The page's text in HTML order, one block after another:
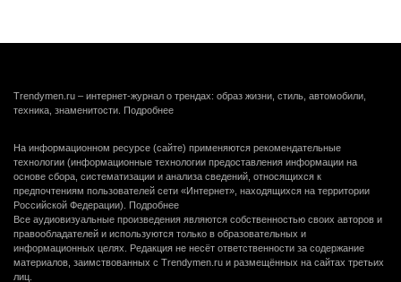
Trendymen.ru – интернет-журнал о трендах: образ жизни, стиль, автомобили,
техника, знаменитости. Подробнее
На информационном ресурсе (сайте) применяются рекомендательные
технологии (информационные технологии предоставления информации на
основе сбора, систематизации и анализа сведений, относящихся к
предпочтениям пользователей сети «Интернет», находящихся на территории
Российской Федерации). Подробнее
Все аудиовизуальные произведения являются собственностью своих авторов и
правообладателей и используются только в образовательных и
информационных целях. Редакция не несёт ответственности за содержание
материалов, заимствованных с Trendymen.ru и размещённых на сайтах третьих
лиц.